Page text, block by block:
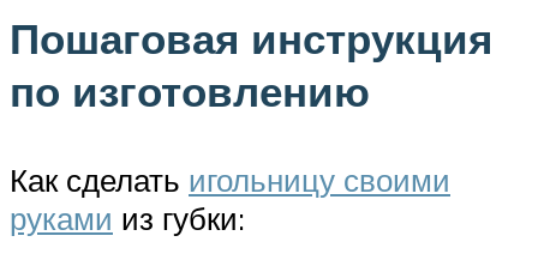
Пошаговая инструкция
по изготовлению
Как сделать игольницу своими
руками из губки: